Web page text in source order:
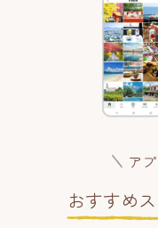
ア
おすすめ